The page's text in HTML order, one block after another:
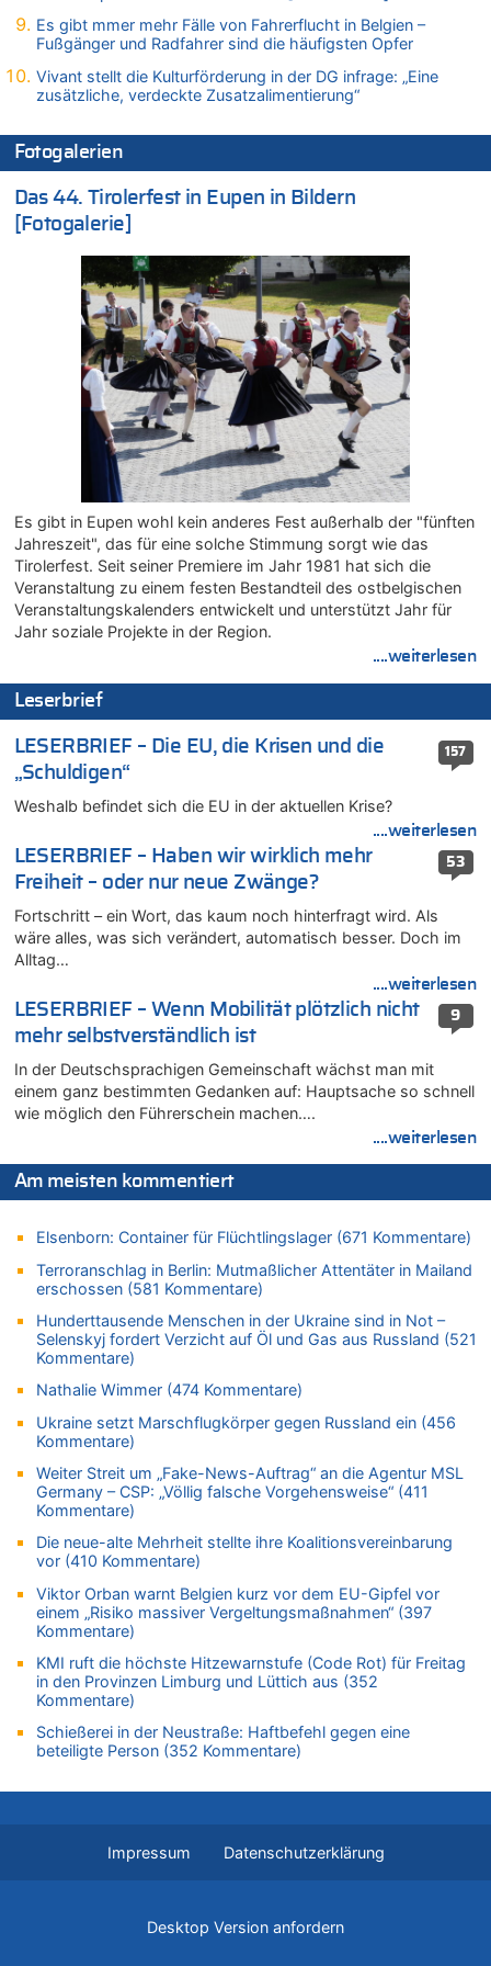
Zurück an den Rhein: Hendrich wechselt zum 1. FC Köln
Wasserstand des Rheins in NRW so niedrig wie noch nie
Zweite Hitzewelle in diesem Sommer ist jetzt amtlich
06.08.2026 - 13:34 von Zeitzeuge zu
Wasserstand des Rheins in NRW so niedrig wie noch nie
06.08.2026 - 13:27 von Hubert F. zu
06.08.2026 - 13:20 von Speck für die Mâuse zu
FIFA-Spitze demonstriert Einigkeit trotz Kritik und neuer
Vorwürfe gegen Präsident Gianni Infantino
06.08.2026 - 12:41 von Hugo Egon Bernhard von Sinnen zu
Frau hörte Stimmen aus Haus des verstorbenen Nachbarn
06.08.2026 - 12:36 von Gärlinde zu
Aachen ab 11. August wieder Mekka des Pferdesports –
Belgien setzt bei Reit-WM auf starke Springreiter
06.08.2026 - 12:26 von Guido Scholzen zu
Zweite Hitzewelle in diesem Sommer ist jetzt amtlich
06.08.2026 - 12:17 von Sparwasser zu
Zweite Hitzewelle in diesem Sommer ist jetzt amtlich
06.08.2026 - 12:13 von Dax zu
Zweite Hitzewelle in diesem Sommer ist jetzt amtlich
06.08.2026 - 12:13 von Heinz F. zu
Mehrere Menschen in Londons City niedergestochen
06.08.2026 - 12:13 von Hugo Egon Bernhard von Sinnen zu
Zweite Hitzewelle in diesem Sommer ist jetzt amtlich
06.08.2026 - 12:08 von Medium zu
Frau hörte Stimmen aus Haus des verstorbenen Nachbarn
06.08.2026 - 11:52 von Hubert F. zu
Zweite Hitzewelle in diesem Sommer ist jetzt amtlich
Zweite Hitzewelle in diesem Sommer ist jetzt amtlich
06.08.2026 - 11:42 von Willi Müller zu
Eschweiler: 16-Jähriger soll seine Oma ermordet haben
06.08.2026 - 11:35 von ne Hondsjong zu
Zweite Hitzewelle in diesem Sommer ist jetzt amtlich
06.08.2026 - 11:11 von Dax zu
Wasserstand des Rheins in NRW so niedrig wie noch nie
06.08.2026 - 10:34 von Ostbelgien Direkt zu
Tessa Wullaert knackt die 100-Tore-Marke für die Red Flames
Zweite Hitzewelle in diesem Sommer ist jetzt amtlich
Wasserstand des Rheins in NRW so niedrig wie noch nie
06.08.2026 - 10:17 von Richtig zu
Wasserstand des Rheins in NRW so niedrig wie noch nie
06.08.2026 - 10:16 von Dax zu
Wasserstand des Rheins in NRW so niedrig wie noch nie
06.08.2026 - 10:09 von Dax zu
Zweite Hitzewelle in diesem Sommer ist jetzt amtlich
06.08.2026 - 10:02 von Soso zu
Aachen ab 11. August wieder Mekka des Pferdesports –
Belgien setzt bei Reit-WM auf starke Springreiter
06.08.2026 - 09:22 von Zuhörer zu
Wasserstand des Rheins in NRW so niedrig wie noch nie
06.08.2026 - 09:13 von 5/11 zu
Wasserstand des Rheins in NRW so niedrig wie noch nie
06.08.2026 - 09:05 von 5/11 zu
Mehrere Menschen in Londons City niedergestochen
Mehrere Menschen in Londons City niedergestochen
06.08.2026 - 07:33 von Carine zu
Wie kam es zur Ceuta-Krise?
06.08.2026 - 07:30 von Ahja zu
06.08.2026 - 00:22 von Peter S. zu
Mehrere Menschen in Londons City niedergestochen
Es gibt mmer mehr Fälle von Fahrerflucht in Belgien –
Fußgänger und Radfahrer sind die häufigsten Opfer
Vivant stellt die Kulturförderung in der DG infrage: „Eine
zusätzliche, verdeckte Zusatzalimentierung“
Fotogalerien
Das 44. Tirolerfest in Eupen in Bildern
[Fotogalerie]
Es gibt in Eupen wohl kein anderes Fest außerhalb der "fünften
Jahreszeit", das für eine solche Stimmung sorgt wie das
Tirolerfest. Seit seiner Premiere im Jahr 1981 hat sich die
Veranstaltung zu einem festen Bestandteil des ostbelgischen
Veranstaltungskalenders entwickelt und unterstützt Jahr für
Jahr soziale Projekte in der Region.
....weiterlesen
Leserbrief
157
LESERBRIEF – Die EU, die Krisen und die
„Schuldigen“
Weshalb befindet sich die EU in der aktuellen Krise?
....weiterlesen
53
LESERBRIEF – Haben wir wirklich mehr
Freiheit – oder nur neue Zwänge?
Fortschritt – ein Wort, das kaum noch hinterfragt wird. Als
wäre alles, was sich verändert, automatisch besser. Doch im
Alltag…
....weiterlesen
9
LESERBRIEF – Wenn Mobilität plötzlich nicht
mehr selbstverständlich ist
In der Deutschsprachigen Gemeinschaft wächst man mit
einem ganz bestimmten Gedanken auf: Hauptsache so schnell
wie möglich den Führerschein machen….
....weiterlesen
Am meisten kommentiert
Elsenborn: Container für Flüchtlingslager (671 Kommentare)
Terroranschlag in Berlin: Mutmaßlicher Attentäter in Mailand
erschossen (581 Kommentare)
Hunderttausende Menschen in der Ukraine sind in Not –
Selenskyj fordert Verzicht auf Öl und Gas aus Russland (521
Kommentare)
Nathalie Wimmer (474 Kommentare)
Ukraine setzt Marschflugkörper gegen Russland ein (456
Kommentare)
Weiter Streit um „Fake-News-Auftrag“ an die Agentur MSL
Germany – CSP: „Völlig falsche Vorgehensweise“ (411
Kommentare)
Die neue-alte Mehrheit stellte ihre Koalitionsvereinbarung
vor (410 Kommentare)
Viktor Orban warnt Belgien kurz vor dem EU-Gipfel vor
einem „Risiko massiver Vergeltungsmaßnahmen“ (397
Kommentare)
KMI ruft die höchste Hitzewarnstufe (Code Rot) für Freitag
in den Provinzen Limburg und Lüttich aus (352
Kommentare)
Schießerei in der Neustraße: Haftbefehl gegen eine
beteiligte Person (352 Kommentare)
Impressum Datenschutzerklärung
Desktop Version anfordern